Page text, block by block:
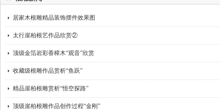
居家木根雕精品装饰摆件效果图
太行崖柏根艺作品欣赏②
顶级金箔岩彩香樟木“观音”欣赏
收藏级根雕作品赏析“鱼跃”
精品崖柏根雕赏析“悟空探路”
顶级崖柏根雕作品创作过程“金刚”